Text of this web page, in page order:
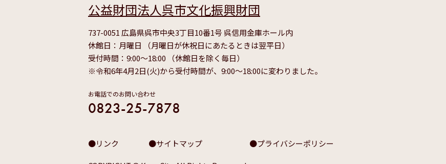
公益財団法人呉市文化振興財団
737-0051 広島県呉市中央3丁目10番1号 呉信用金庫ホール内
休館日：月曜日 （月曜日が休祝日にあたるときは翌平日）
受付時間：9:00～18:00 （休館日を除く毎日）
※令和6年4月2日(火)から受付時間が、9:00～18:00に変わりました。
お電話でのお問い合わせ
0823-25-7878
リンク サイトマップ プライバシーポリシー